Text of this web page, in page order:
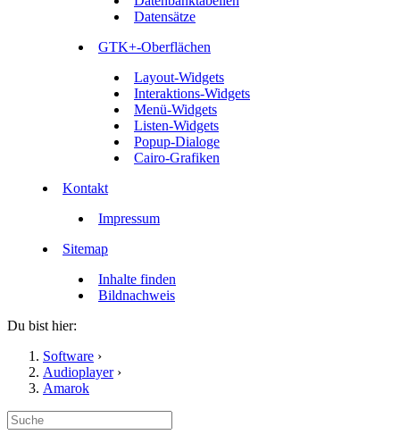
Datensätze
GTK+-Oberflächen
Layout-Widgets
Interaktions-Widgets
Menü-Widgets
Listen-Widgets
Popup-Dialoge
Cairo-Grafiken
Kontakt
Impressum
Sitemap
Inhalte finden
Bildnachweis
Du bist hier:
Software ›
Audioplayer ›
Amarok